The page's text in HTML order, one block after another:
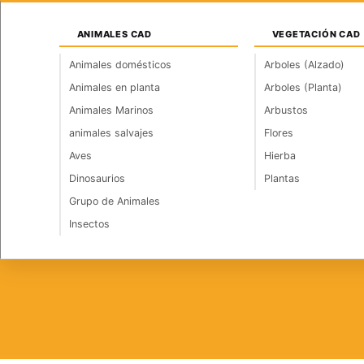
contenido
Iniciar sesión / Registrarse
INICIO INSTALACIONES ARQUITECTURA
ANIMALES CAD
Animales domésticos
Animales en planta
Animales Marinos
animales salvajes
Aves
Dinosaurios
Grupo de Animales
Insectos
VEGETACIÓN CAD
Arboles (Alzado)
Arboles (Planta)
Arbustos
Flores
Hierba
Plantas